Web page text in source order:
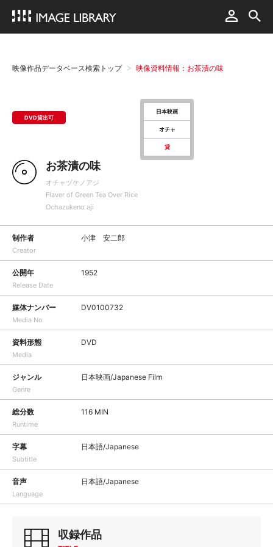
映像作品データベース検索トップ 映像資料情報：お茶漬の味
DVD貸出可
日本映画
オチャ
貸
お茶漬の味
オチャヅケノアジ
Flaver of Green Tea Over Rice
Ochazukeno aji
制作者
Creator
小津 安二郎
公開年
Release Date
1952
媒体ナンバー
Media No
DV0100732
資料形態
Media
DVD
ジャンル
Genre
日本映画/Japanese Film
総分数
Runtime
116 MIN
字幕
Subtitle
日本語/Japanese
音声
Language
日本語/Japanese
収録作品